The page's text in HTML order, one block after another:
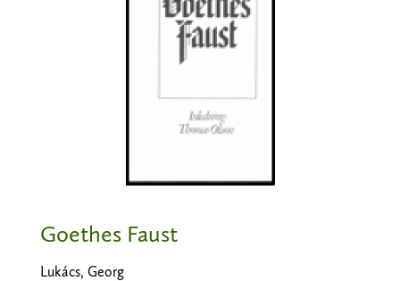
Goethes Faust
Lukács, Georg